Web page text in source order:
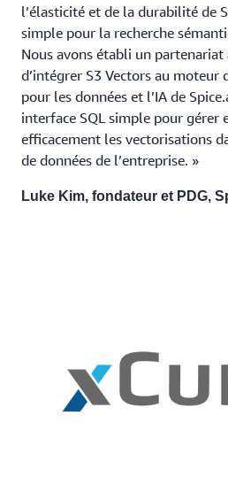
l’élasticité et de la durabilité de
simple pour la recherche
Nous avons établi un partenariat
d’intégrer S3 Vectors au moteur
pour les données et l’IA de
interface SQL simple pour gérer
efficacement les vectorisations
de données de l’entreprise. »
Luke Kim, fondateur et PDG,